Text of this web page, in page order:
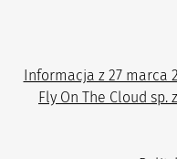
Informacja z 27 marca
Fly On The Cloud sp.